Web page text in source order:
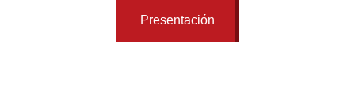
Presentación